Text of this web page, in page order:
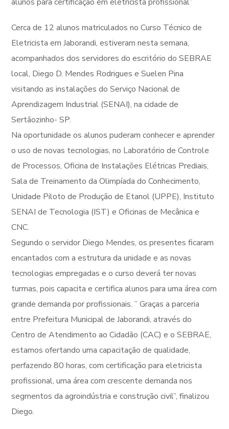
Cerca de 12 alunos matriculados no Curso Técnico de
Eletricista em Jaborandi, estiveram nesta semana,
acompanhados dos servidores do escritório do SEBRAE
local, Diego D. Mendes Rodrigues e Suelen Pina
visitando as instalações do Serviço Nacional de
Aprendizagem Industrial (SENAI), na cidade de
Sertãozinho- SP.
Na oportunidade os alunos puderam conhecer e aprender
o uso de novas tecnologias, no Laboratório de Controle
de Processos, Oficina de Instalações Elétricas Prediais,
Sala de Treinamento da Olimpíada do Conhecimento,
Unidade Piloto de Produção de Etanol (UPPE), Instituto
SENAI de Tecnologia (IST) e Oficinas de Mecânica e
CNC.
Segundo o servidor Diego Mendes, os presentes ficaram
encantados com a estrutura da unidade e as novas
tecnologias empregadas e o curso deverá ter novas
turmas, pois capacita e certifica alunos para uma área com
grande demanda por profissionais. ” Graças a parceria
entre Prefeitura Municipal de Jaborandi, através do
Centro de Atendimento ao Cidadão (CAC) e o SEBRAE,
estamos ofertando uma capacitação de qualidade,
perfazendo 80 horas, com certificação para eletricista
profissional, uma área com crescente demanda nos
segmentos da agroindústria e construção civil”, finalizou
Diego.